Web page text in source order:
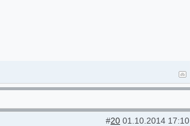
#20 01.10.2014 17:10